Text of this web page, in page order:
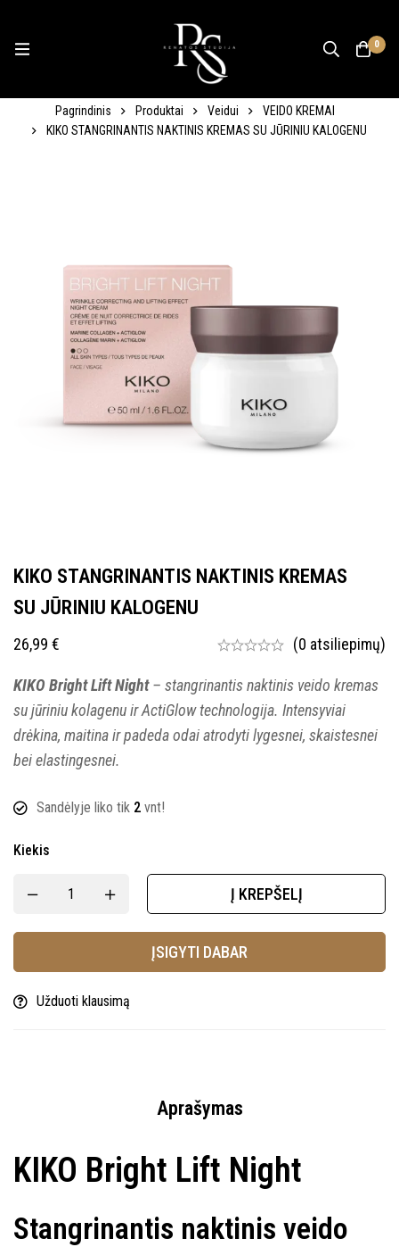
0
Pagrindinis Produktai Veidui
VEIDO KREMAI
KIKO STANGRINANTIS NAKTINIS KREMAS SU JŪRINIU KALOGENU
KIKO STANGRINANTIS NAKTINIS KREMAS
SU JŪRINIU KALOGENU
26,99 € (0 atsiliepimų)
KIKO Bright Lift Night– stangrinantis naktinis veido kremas
su jūriniu kolagenu ir ActiGlow technologija. Intensyviai
drėkina, maitina ir padeda odai atrodyti lygesnei, skaistesnei
bei elastingesnei.
Sandėlyje liko tik 2 vnt!
Kiekis
Į KREPŠELĮ
ĮSIGYTI DABAR
Užduoti klausimą
Aprašymas
KIKO Bright Lift Night
Stangrinantis naktinis veido